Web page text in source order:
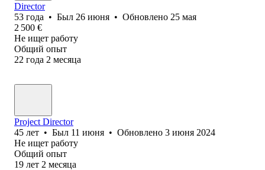
Director
53 года • Был 26 июня • Обновлено 25 мая
2 500 €
Не ищет работу
Общий опыт
22 года 2 месяца
Project Director
45 лет • Был 11 июня • Обновлено 3 июня 2024
Не ищет работу
Общий опыт
19 лет 2 месяца